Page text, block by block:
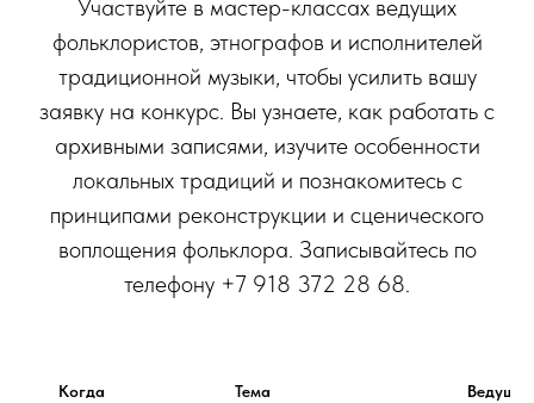
Участвуйте в мастер-классах ведущих
фольклористов, этнографов и исполнителей
традиционной музыки, чтобы усилить вашу
заявку на конкурс. Вы узнаете, как работать с
архивными записями, изучите особенности
локальных традиций и познакомитесь с
принципами реконструкции и сценического
воплощения фольклора. Записывайтесь по
телефону +7 918 372 28 68.
Когда Тема Ведущие